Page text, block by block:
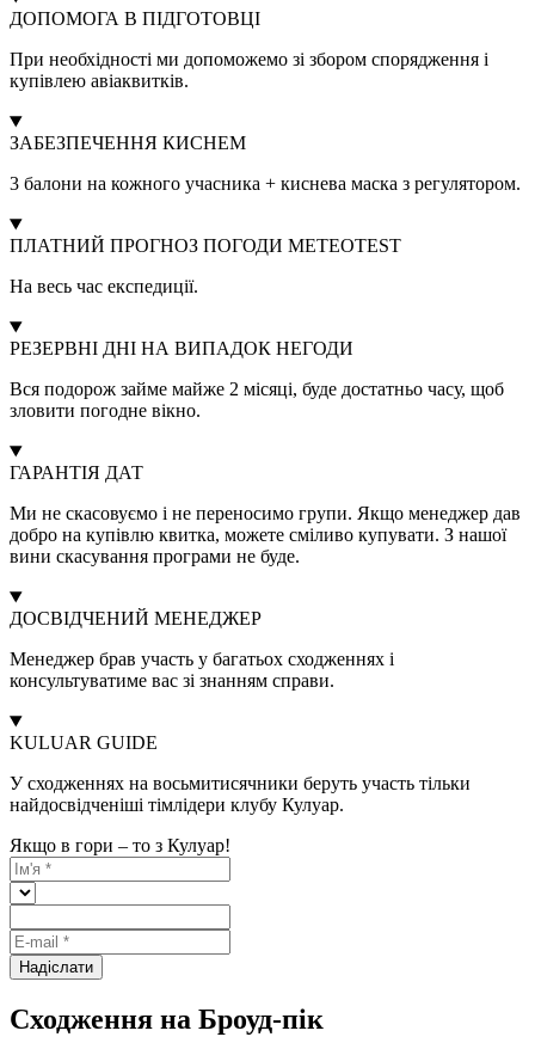
ДОПОМОГА В ПІДГОТОВЦІ
При необхідності ми допоможемо зі збором спорядження і
купівлею авіаквитків.
ЗАБЕЗПЕЧЕННЯ КИСНЕМ
3 балони на кожного учасника + киснева маска з регулятором.
ПЛАТНИЙ ПРОГНОЗ ПОГОДИ METEOTEST
На весь час експедиції.
РЕЗЕРВНІ ДНІ НА ВИПАДОК НЕГОДИ
Вся подорож займе майже 2 місяці, буде достатньо часу, щоб
зловити погодне вікно.
ГАРАНТІЯ ДАТ
Ми не скасовуємо і не переносимо групи. Якщо менеджер дав
добро на купівлю квитка, можете сміливо купувати. З нашої
вини скасування програми не буде.
ДОСВІДЧЕНИЙ МЕНЕДЖЕР
Менеджер брав участь у багатьох сходженнях і
консультуватиме вас зі знанням справи.
KULUAR GUIDE
У сходженнях на восьмитисячники беруть участь тільки
найдосвідченіші тімлідери клубу Кулуар.
Якщо в гори – то з Кулуар!
Надіслати
Сходження на Броуд-пік